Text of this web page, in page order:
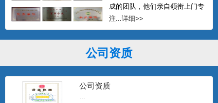
成的团队，他们亲自领衔上门专
注... 详细>>
公司资质
公司资质